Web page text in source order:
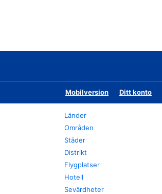
Mobilversion Ditt konto
Länder
Områden
Städer
Distrikt
Flygplatser
Hotell
Sevärdheter